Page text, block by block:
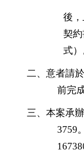
後
契
式）
二、意者請於
前完
三、本案承
3759。